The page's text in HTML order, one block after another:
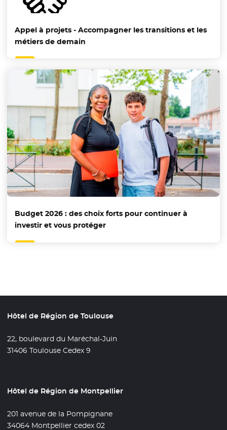
Appel à projets - Accompagner les transitions et les
métiers de demain
Budget 2026 : des choix forts pour continuer à
investir et vous protéger
Hôtel de Région de Toulouse
22, boulevard du Maréchal-Juin
31406 Toulouse Cedex 9
Hôtel de Région de Montpellier
201 avenue de la Pompignane
34064 Montpellier cedex 02